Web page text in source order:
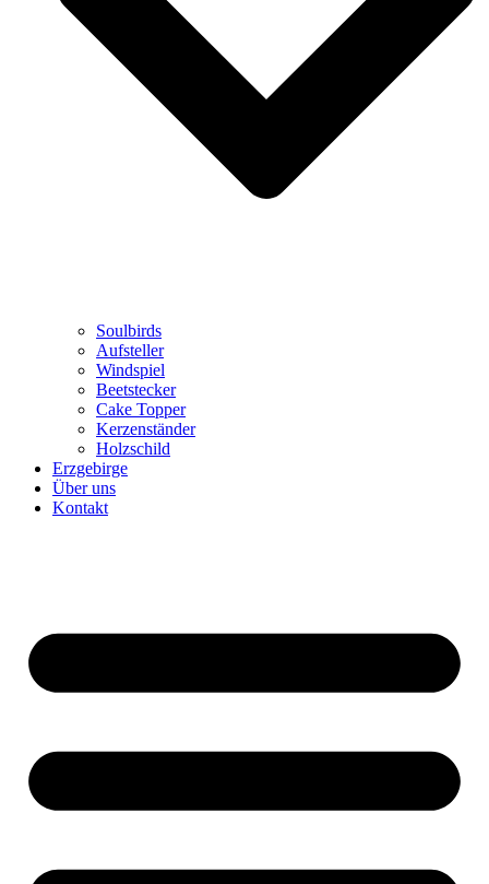
Soulbirds
Aufsteller
Windspiel
Beetstecker
Cake Topper
Kerzenständer
Holzschild
Erzgebirge
Über uns
Kontakt